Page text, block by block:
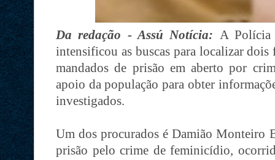
Da redação - Assú Notícia: A
intensificou as buscas para localizar dois
mandados de prisão em aberto por
apoio da população para obter
investigados.
Um dos procurados é Damião Monteiro
prisão pelo crime de feminicídio,